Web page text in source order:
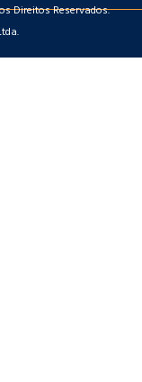
Direitos Reservados.